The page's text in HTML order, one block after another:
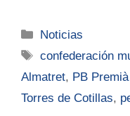
Noticias
confederación
Almatret, PB
Torres de Cotillas,